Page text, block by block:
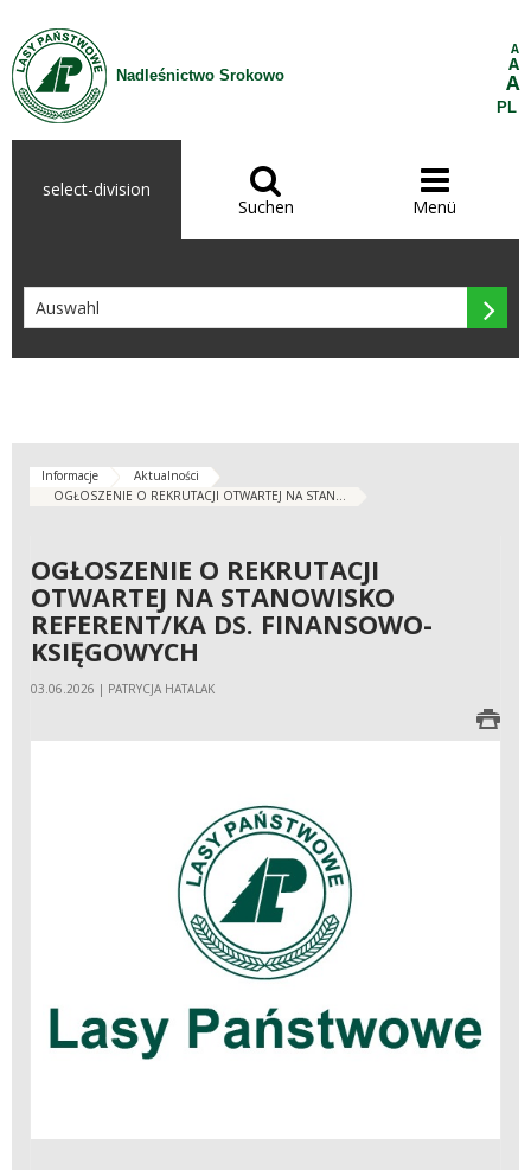
Zum Inhalt wechseln
Nadleśnictwo Srokowo
A
A
A
PL
select-division 
Suchen

Menü

Informacje
Aktualności
OGŁOSZENIE O REKRUTACJI OTWARTEJ NA STAN...
OGŁOSZENIE O REKRUTACJI
OTWARTEJ NA STANOWISKO
REFERENT/KA DS. FINANSOWO-
KSIĘGOWYCH
03.06.2026 | PATRYCJA HATALAK